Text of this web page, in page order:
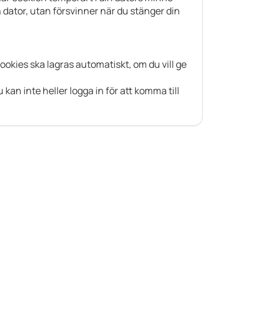
utan försvinner när du stänger din
ska lagras automatiskt, om du vill ge
inte heller logga in för att komma till